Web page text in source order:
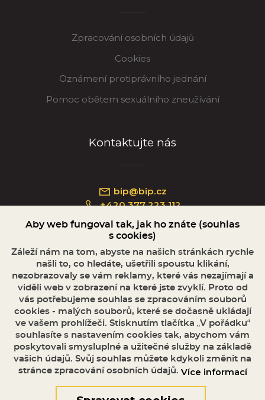
Zpracování osobních údajů
Cookies
Oznámení protiprávního jednání
Pomoc obětem sexuálního zneužívání
Kontaktujte nás
bip@bip.cz
+420 377 223 112
Náměstí Republiky 234/35, 301 00 Plzeň
Aby web fungoval tak, jak ho znáte (souhlas
s cookies)
Záleží nám na tom, abyste na našich stránkách rychle
našli to, co hledáte, ušetřili spoustu klikání,
nezobrazovaly se vám reklamy, které vás nezajímají a
viděli web v zobrazení na které jste zvyklí. Proto od
vás potřebujeme souhlas se zpracováním souborů
cookies - malých souborů, které se dočasně ukládají
ve vašem prohlížeči. Stisknutím tlačítka „V pořádku“
souhlasíte s nastavením cookies tak, abychom vám
poskytovali smysluplné a užitečné služby na základě
vašich údajů. Svůj souhlas můžete kdykoli změnit na
stránce zpracování osobních údajů. Více informací